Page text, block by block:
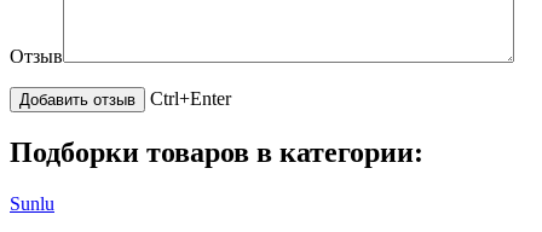
Отзыв
Ctrl+Enter
Подборки товаров в категории:
Sunlu